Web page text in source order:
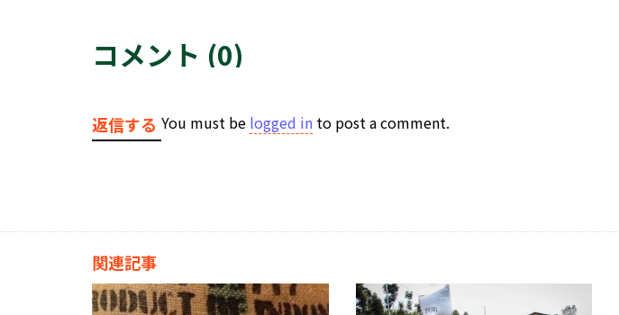
コメント (0)
返信する You must be logged in to post a comment.
関連記事